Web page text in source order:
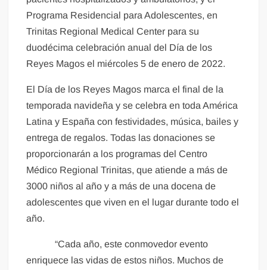
Programa Residencial para Adolescentes, en
Trinitas Regional Medical Center para su
duodécima celebración anual del Día de los
Reyes Magos el miércoles 5 de enero de 2022.
El Día de los Reyes Magos marca el final de la
temporada navideña y se celebra en toda América
Latina y España con festividades, música, bailes y
entrega de regalos. Todas las donaciones se
proporcionarán a los programas del Centro
Médico Regional Trinitas, que atiende a más de
3000 niños al año y a más de una docena de
adolescentes que viven en el lugar durante todo el
año.
“Cada año, este conmovedor evento
enriquece las vidas de estos niños. Muchos de